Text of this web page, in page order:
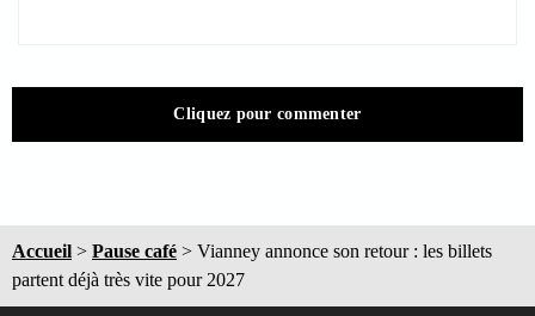
Cliquez pour commenter
Accueil > Pause café > Vianney annonce son retour : les billets
partent déjà très vite pour 2027